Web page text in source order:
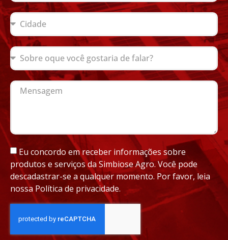
Eu concordo em receber informações sobre
produtos e serviços da Simbiose Agro. Você pode
descadastrar-se a qualquer momento. Por favor, leia
nossa Política de privacidade.